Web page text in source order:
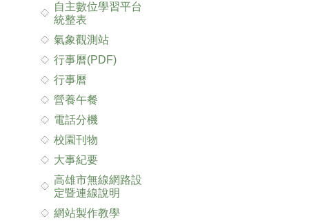
自主數位學習平台
統整表
氣象觀測站
行事曆(PDF)
行事曆
營養午餐
電話分機
校園刊物
大事紀要
高雄市無線網路設
定暨連線說明
網站製作教學